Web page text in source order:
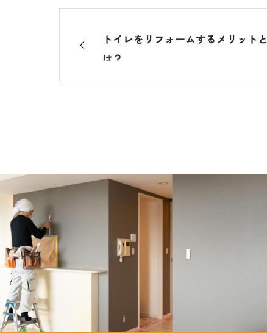
トイレをリフォームするメリットと
は？